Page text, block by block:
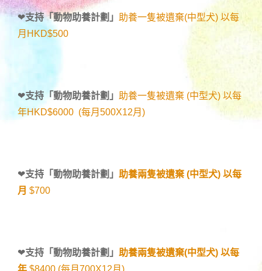
❤支持「動物助養計劃 」 助養一隻被遺棄(中型犬) 以每
月HKD$500
❤支持「動物助養計劃 」 助養一隻被遺棄 (中型犬) 以每
年HKD$6000 (每月500X12月)
❤支持「動物助養計劃 」 助養兩隻被遺棄 (中型犬) 以每
月 $700
❤支持「動物助養計劃 」 助養兩隻被遺棄(中型犬) 以每